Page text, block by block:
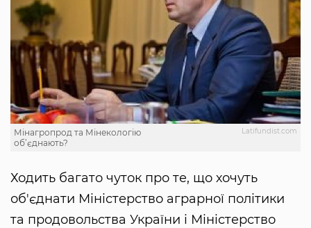
Latifundist.com
Мінагропрод та Мінекологію
об’єднають?
Ходить багато чуток про те, що хочуть
об'єднати Міністерство аграрної політики
та продовольства України і Міністерство